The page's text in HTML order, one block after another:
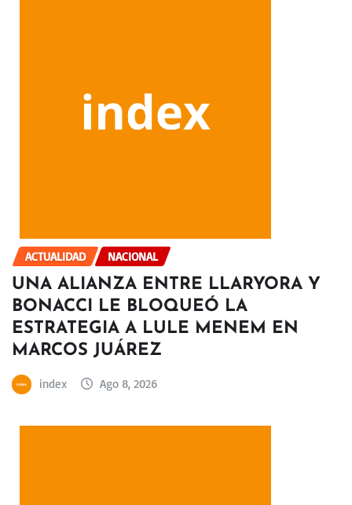
ACTUALIDAD NACIONAL
UNA ALIANZA ENTRE LLARYORA Y
BONACCI LE BLOQUEÓ LA
ESTRATEGIA A LULE MENEM EN
MARCOS JUÁREZ
index Ago 8, 2026